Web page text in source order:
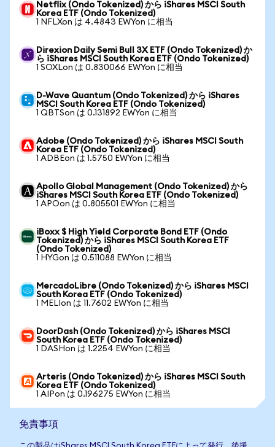
Netflix (Ondo Tokenized) から iShares MSCI South
Korea ETF (Ondo Tokenized)
1 NFLXon は 4.4843 EWYon に相当
Direxion Daily Semi Bull 3X ETF (Ondo Tokenized) か
ら iShares MSCI South Korea ETF (Ondo Tokenized)
1 SOXLon は 0.830066 EWYon に相当
D-Wave Quantum (Ondo Tokenized) から iShares
MSCI South Korea ETF (Ondo Tokenized)
1 QBTSon は 0.131892 EWYon に相当
Adobe (Ondo Tokenized) から iShares MSCI South
Korea ETF (Ondo Tokenized)
1 ADBEon は 1.5750 EWYon に相当
Apollo Global Management (Ondo Tokenized) から
iShares MSCI South Korea ETF (Ondo Tokenized)
1 APOon は 0.805501 EWYon に相当
iBoxx $ High Yield Corporate Bond ETF (Ondo
Tokenized) から iShares MSCI South Korea ETF
(Ondo Tokenized)
1 HYGon は 0.511088 EWYon に相当
MercadoLibre (Ondo Tokenized) から iShares MSCI
South Korea ETF (Ondo Tokenized)
1 MELIon は 11.7602 EWYon に相当
DoorDash (Ondo Tokenized) から iShares MSCI
South Korea ETF (Ondo Tokenized)
1 DASHon は 1.2254 EWYon に相当
Arteris (Ondo Tokenized) から iShares MSCI South
Korea ETF (Ondo Tokenized)
1 AIPon は 0.196275 EWYon に相当
免責事項